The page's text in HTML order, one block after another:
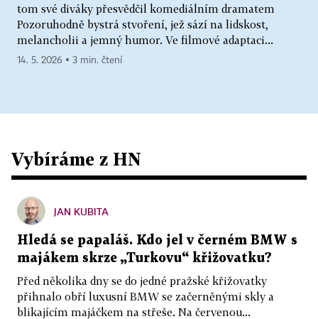
tom své diváky přesvědčil komediálním dramatem
Pozoruhodně bystrá stvoření, jež sází na lidskost,
melancholii a jemný humor. Ve filmové adaptaci...
14. 5. 2026 ▪ 3 min. čtení
Vybíráme z HN
JAN KUBITA
Hledá se papaláš. Kdo jel v černém BMW s
majákem skrze „Turkovu“ křižovatku?
Před několika dny se do jedné pražské křižovatky
přihnalo obří luxusní BMW se začerněnými skly a
blikajícím majáčkem na střeše. Na červenou...